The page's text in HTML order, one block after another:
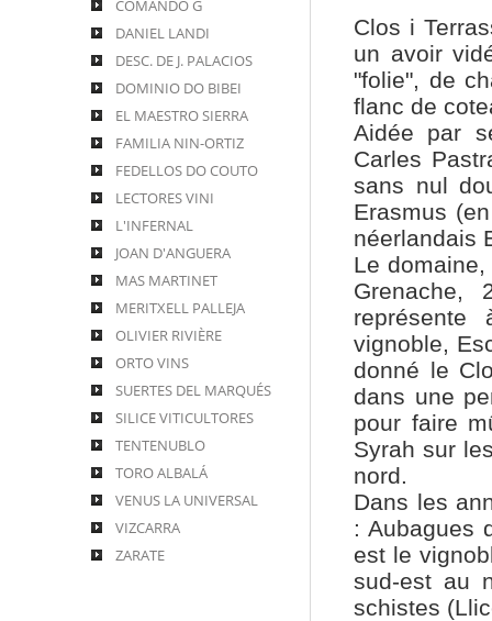
COMANDO G
DANIEL LANDI
DESC. DE J. PALACIOS
DOMINIO DO BIBEI
EL MAESTRO SIERRA
FAMILIA NIN-ORTIZ
FEDELLOS DO COUTO
LECTORES VINI
L'INFERNAL
JOAN D'ANGUERA
MAS MARTINET
MERITXELL PALLEJA
OLIVIER RIVIÈRE
ORTO VINS
SUERTES DEL MARQUÉS
SILICE VITICULTORES
TENTENUBLO
TORO ALBALÁ
VENUS LA UNIVERSAL
VIZCARRA
ZARATE
Clos i
un avoir
"folie", de
flanc de
Aidée par
Carles
sans nul
Erasmus
néerlandais
Le
Grenache,
vignoble,
donné le
dans une
pour faire
Syrah sur
nord.
Dans les
: Aubagues
est le
sud-est au
schistes